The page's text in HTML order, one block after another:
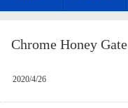
Chrome Honey Gate
2020/4/26